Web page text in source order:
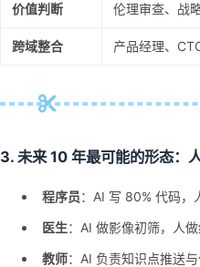
价值判断 伦理审查、战
跨域整合 产品经理、
3. 未来 10 年最可能的形态：
程序员：AI 写 80% 代码，
医生：AI 做影像初筛，人
教师：AI 负责知识点推送